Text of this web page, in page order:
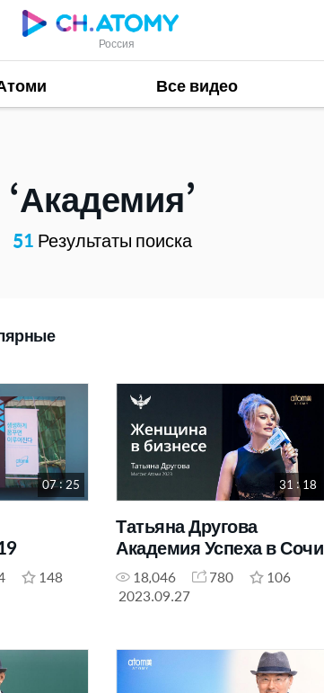
Россия
Все видео
Академия
51Результаты поиска
07 : 25
148
31 : 18
Татьяна Другова
Академия Успеха в Сочи
18,046 780
106
2023.09.27